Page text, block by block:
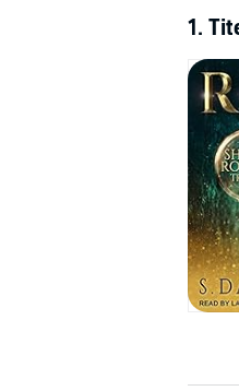
She is
All of
©2018
1.